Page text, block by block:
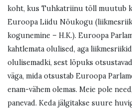
koht, kus Tuhkatriinu tõll muutub
Euroopa Liidu Nõukogu
kogunemine – H.K.). Euroopa
kahtlemata olulised, aga
olulisemadki, sest lõpuks
väga, mida otsustab Euroopa
enam-vähem olemas. Meie pole
panevad. Keda jälgitakse suure